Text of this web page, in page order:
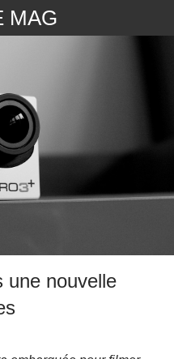
MAG
une nouvelle